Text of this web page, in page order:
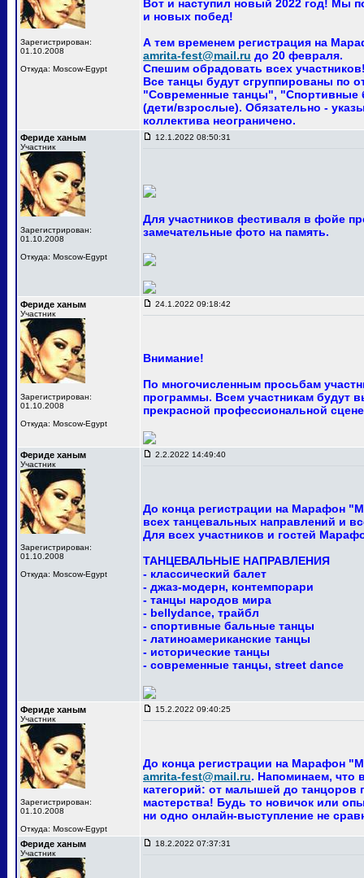
Зарегистрирован:
01.10.2008
Откуда: Moscow-Egypt
Вот и наступил новый 2022 год! Мы
и новых побед!
А тем временем регистрация на
amrita-fest@mail.ru до 20 февраля.
Спешим обрадовать всех
Все танцы будут сгруппированы по
"Современные танцы", "Спортивные
(дети/взрослые). Обязательно -
коллектива неограничено.
Фериде ханым
Участник
Зарегистрирован:
01.10.2008
Откуда: Moscow-Egypt
12.1.2022 08:50:31
Для участников фестиваля в фойе
замечательные фото на память.
Фериде ханым
Участник
Зарегистрирован:
01.10.2008
Откуда: Moscow-Egypt
24.1.2022 09:18:42
Внимание!
По многочисленным просьбам
программы. Всем участникам будут
прекрасной профессиональной
Фериде ханым
Участник
Зарегистрирован:
01.10.2008
Откуда: Moscow-Egypt
2.2.2022 14:49:40
До конца регистрации на Марафон
всех танцевальных направлений и
Для всех участников и гостей
ТАНЦЕВАЛЬНЫЕ НАПРАВЛЕНИЯ
- классический балет
- джаз-модерн, контемпорари
- танцы народов мира
- bellydance, трайбл
- спортивные бальные танцы
- латиноамериканские танцы
- исторические танцы
- современные танцы, street dance
Фериде ханым
Участник
Зарегистрирован:
01.10.2008
Откуда: Moscow-Egypt
15.2.2022 09:40:25
До конца регистрации на Марафон
amrita-fest@mail.ru. Напоминаем, что
категорий: от малышей до танцоров
мастерства! Будь то новичок или
ни одно онлайн-выступление не
Фериде ханым
Участник
18.2.2022 07:37:31